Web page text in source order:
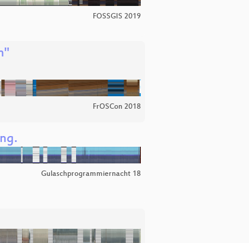
FOSSGIS 2019
FrOSCon 2018
Gulaschprogrammiernacht 18